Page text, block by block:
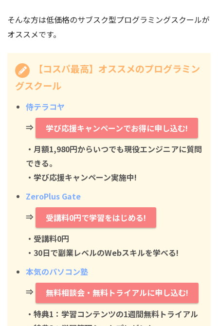
そんな方は低価格のサブスク型プログラミングスクールが
オススメです。
【コスパ最高】オススメのプログラミン
グスクール
侍テラコヤ
⇒
学び応援キャンペーンでお得に申し込む!
・月額1,980円からいつでも現役エンジニアに質問
できる。
・学び応援キャンペーン実施中!
ZeroPlus Gate
⇒
受講料0円で学習をはじめる!
・ 受講料0円
・30日で副業レベルのWebスキルを学べる!
本気のパソコン塾
⇒
無料相談会・無料トライアルに申し込む!
・特典1：学習コンテンツの1週間無料トライアル